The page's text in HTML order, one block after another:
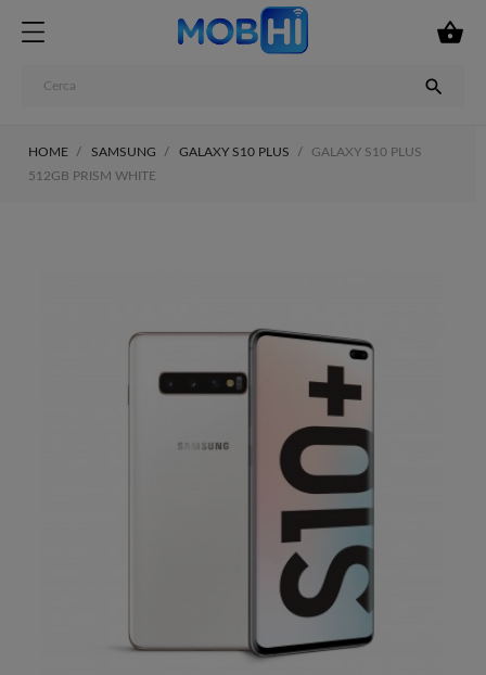


HOME SAMSUNG GALAXY S10 PLUS
GALAXY S10 PLUS
512GB PRISM WHITE